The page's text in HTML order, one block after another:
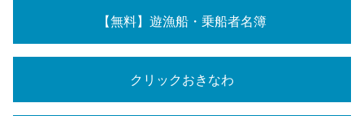
【無料】遊漁船・乗船者名簿
クリックおきなわ